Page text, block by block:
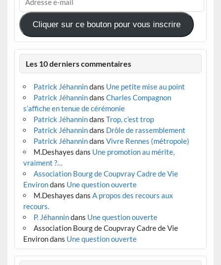
mail
Cliquer sur ce bouton pour vous inscrire
Les 10 derniers commentaires
Patrick Jéhannindans Une petite mise au point
Patrick Jéhannindans Charles Compagnon
s’affiche en tenue de cérémonie
Patrick Jéhannindans Trop, c’est trop
Patrick Jéhannindans Drôle de rassemblement
Patrick Jéhannindans Vivre Rennes (métropole)
M.Deshayes dans Une promotion au mérite,
vraiment ?…
Association Bourg de Coupvray Cadre de Vie
Environdans Une question ouverte
M.Deshayes dans A propos des recours aux
recours.
P. Jéhannindans Une question ouverte
Association Bourg de Coupvray Cadre de Vie
Environdans Une question ouverte